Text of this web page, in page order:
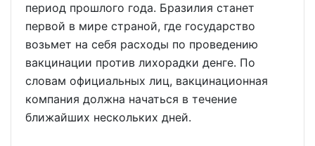
период прошлого года. Бразилия станет
первой в мире страной, где государство
возьмет на себя расходы по проведению
вакцинации против лихорадки денге. По
словам официальных лиц, вакцинационная
компания должна начаться в течение
ближайших нескольких дней.